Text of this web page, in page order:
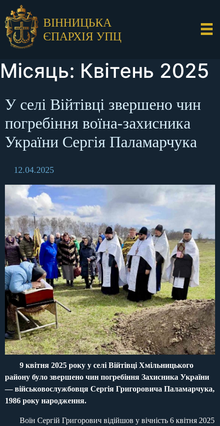
ВІННИЦЬКА
ЄПАРХІЯ УПЦ
Місяць: Квітень 2025
У селі Війтівці звершено чин
погребіння воїна-захисника
України Сергія Паламарчука
12.04.2025
9 квітня 2025 року у селі Війтівці Хмільницького
району було звершено чин погребіння Захисника України
— військовослужбовця Сергія Григоровича Паламарчука,
1986 року народження.
Воїн Сергій Григорович відійшов у вічність 6 квітня 2025